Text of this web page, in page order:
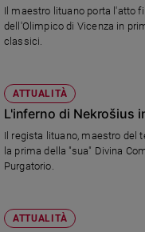
Il maestro lituano porta l'atto
dell'Olimpico di Vicenza in
classici.
ATTUALITÀ
L'inferno di Nekrošius
Il regista lituano, maestro del
la prima della "sua" Divina
Purgatorio.
ATTUALITÀ